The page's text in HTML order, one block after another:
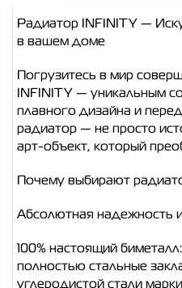
Радиатор INFINITY —
в вашем доме
Погрузитесь в мир
INFINITY — уникальным
плавного дизайна и
радиатор — не просто
арт-объект, который
Почему выбирают
Абсолютная надежность
100% настоящий биметалл
полностью стальные
углеродистой стали